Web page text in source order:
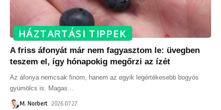
HÁZTARTÁSI TIPPEK
A friss áfonyát már nem fagyasztom le: üvegben
teszem el, így hónapokig megőrzi az ízét
Az áfonya nemcsak finom, hanem az egyik legértékesebb bogyós
gyümölcs is. Magas
M. Norbert 2026.07.27.